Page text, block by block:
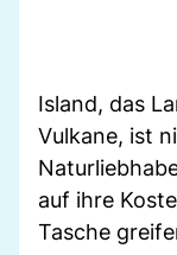
Island, das
Vulkane, ist
auf ihre
Tasche